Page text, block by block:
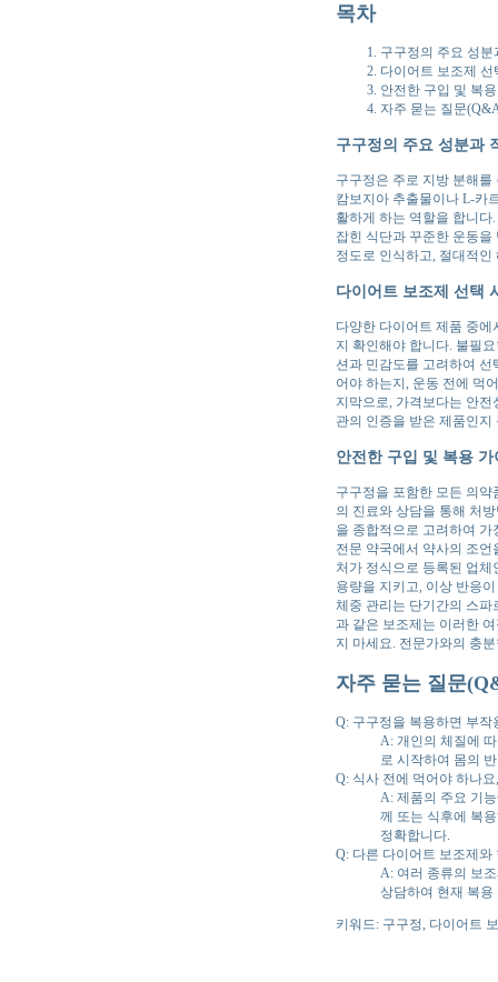
목차
구구정의 주요 성분
다이어트 보조제
안전한 구입 및 복
자주 묻는 질문
구구정의 주요 성분과
구구정은 주로 지방 분해
캄보지아 추출물이나 L-카
활하게 하는 역할을 합니
잡힌 식단과 꾸준한 운동
정도로 인식하고, 절대적
다이어트 보조제 선택
다양한 다이어트 제품 중
지 확인해야 합니다. 불필
션과 민감도를 고려하여 선
어야 하는지, 운동 전에 먹
지막으로, 가격보다는 안
관의 인증을 받은 제품인
안전한 구입 및 복용 가
구구정을 포함한 모든 의
의 진료와 상담을 통해 처
을 종합적으로 고려하여
전문 약국에서 약사의 조
처가 정식으로 등록된 업
용량을 지키고, 이상 반응
체중 관리는 단기간의 스
과 같은 보조제는 이러한
지 마세요. 전문가와의 충
자주 묻는 질문
Q: 구구정을 복용하면 부작
A: 개인의 체질에
로 시작하여 몸의
Q: 식사 전에 먹어야 하나
A: 제품의 주요 기
께 또는 식후에 복
정확합니다.
Q: 다른 다이어트 보조제와
A: 여러 종류의 보
상담하여 현재 복
키워드: 구구정, 다이어트